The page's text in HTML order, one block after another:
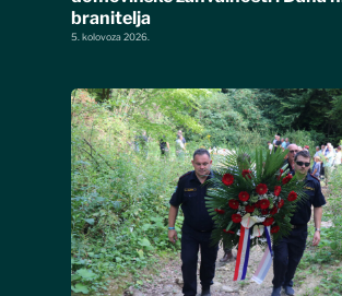
branitelja
5. kolovoza 2026.